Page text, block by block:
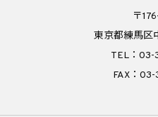
〒
東京都練馬区
TEL：
FAX：